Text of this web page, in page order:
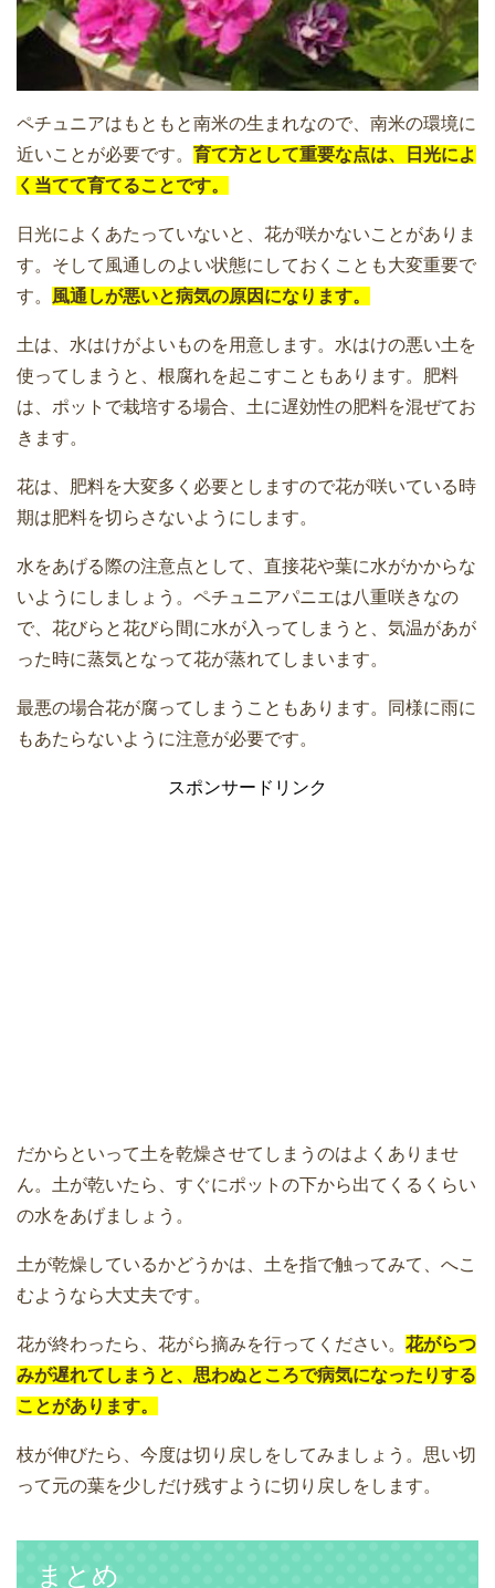
ペチュニアはもともと南米の生まれなので、南米の環境に
近いことが必要です。 育て方として重要な点は、日光によ
く当てて育てることです。
日光によくあたっていないと、花が咲かないことがありま
す。そして風通しのよい状態にしておくことも大変重要で
す。
風通しが悪いと病気の原因になります。
土は、水はけがよいものを用意します。水はけの悪い土を
使ってしまうと、根腐れを起こすこともあります。肥料
は、ポットで栽培する場合、土に遅効性の肥料を混ぜてお
きます。
花は、肥料を大変多く必要としますので花が咲いている時
期は肥料を切らさないようにします。
水をあげる際の注意点として、直接花や葉に水がかからな
いようにしましょう。ペチュニアパニエは八重咲きなの
で、花びらと花びら間に水が入ってしまうと、気温があが
った時に蒸気となって花が蒸れてしまいます。
最悪の場合花が腐ってしまうこともあります。同様に雨に
もあたらないように注意が必要です。
スポンサードリンク
だからといって土を乾燥させてしまうのはよくありませ
ん。土が乾いたら、すぐにポットの下から出てくるくらい
の水をあげましょう。
土が乾燥しているかどうかは、土を指で触ってみて、へこ
むようなら大丈夫です。
花が終わったら、花がら摘みを行ってください。 花がらつ
みが遅れてしまうと、思わぬところで病気になったりする
ことがあります。
枝が伸びたら、今度は切り戻しをしてみましょう。思い切
って元の葉を少しだけ残すように切り戻しをします。
まとめ